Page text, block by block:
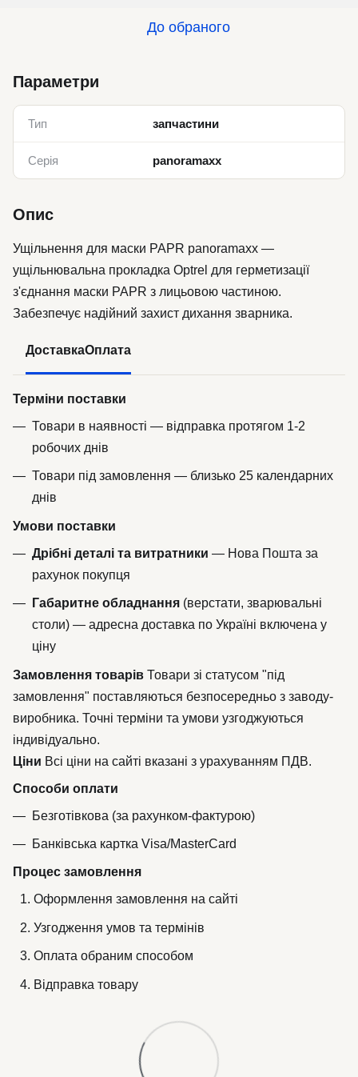
До обраного
Параметри
Тип запчастини
Серія panoramaxx
Опис
Ущільнення для маски PAPR panoramaxx —
ущільнювальна прокладка Optrel для герметизації
з'єднання маски PAPR з лицьовою частиною.
Забезпечує надійний захист дихання зварника.
ДоставкаОплата
Терміни поставки
Товари в наявності — відправка протягом 1-2
робочих днів
Товари під замовлення — близько 25 календарних
днів
Умови поставки
Дрібні деталі та витратники — Нова Пошта за
рахунок покупця
Габаритне обладнання (верстати, зварювальні
столи) — адресна доставка по Україні включена у
ціну
Замовлення товарів Товари зі статусом "під
замовлення" поставляються безпосередньо з заводу-
виробника. Точні терміни та умови узгоджуються
індивідуально.
Ціни Всі ціни на сайті вказані з урахуванням ПДВ.
Способи оплати
Безготівкова (за рахунком-фактурою)
Банківська картка Visa/MasterCard
Процес замовлення
Оформлення замовлення на сайті
Узгодження умов та термінів
Оплата обраним способом
Відправка товару